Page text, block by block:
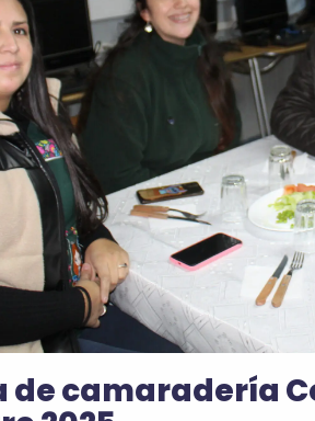
de camaradería